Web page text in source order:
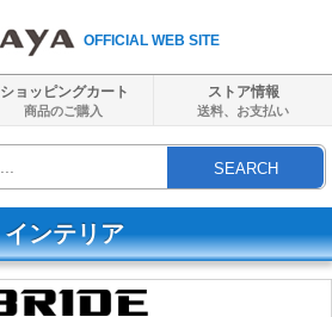
OFFICIAL WEB SITE
ショッピングカート
商品のご購入
ストア情報
送料、 お支払い
SEARCH
インテリア